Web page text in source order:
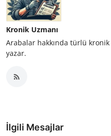
Kronik Uzmanı
Arabalar hakkında türlü
yazar.
İlgili Mesajlar